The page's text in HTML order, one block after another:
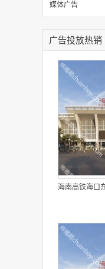
媒体广告
广告投放热销
海南高铁海口